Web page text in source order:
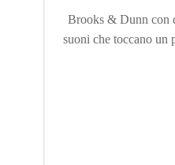
Brooks & Dunn con
suoni che toccano un